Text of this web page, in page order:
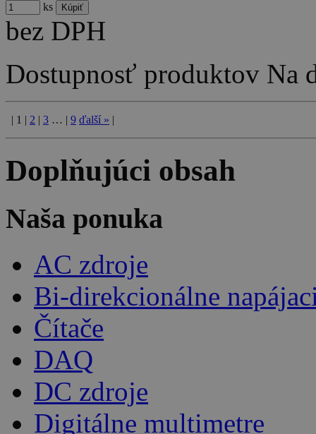
ks
bez DPH
Dostupnosť produktov Na
| 1 | 2 | 3 … | 9 ďalší » |
Doplňujúci obsah
Naša ponuka
AC zdroje
Bi-direkcionálne
Čítače
DAQ
DC zdroje
Digitálne multimetre